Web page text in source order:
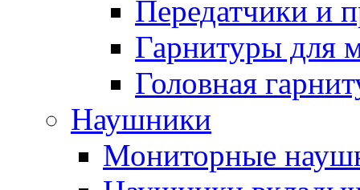
Передатчики и
Гарнитуры для
Головная
Наушники
Мониторные